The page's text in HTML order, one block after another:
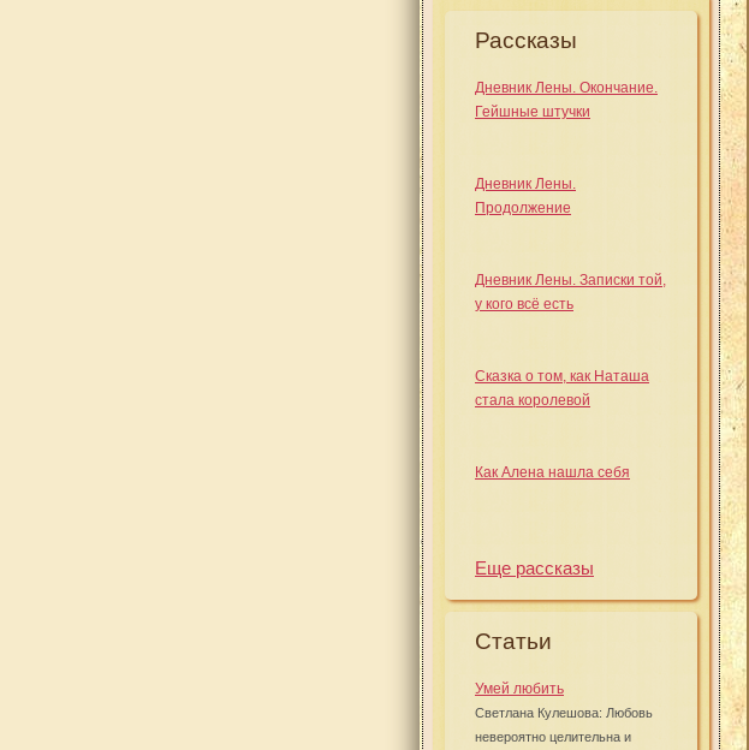
Рассказы
Дневник Лены. Окончание.
Гейшные штучки
Дневник Лены.
Продолжение
Дневник Лены. Записки той,
у кого всё есть
Сказка о том, как Наташа
стала королевой
Как Алена нашла себя
Еще рассказы
Статьи
Умей любить
Светлана Кулешова: Любовь
невероятно целительна и